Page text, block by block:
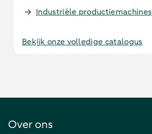
Industriële productiemachines
Bekijk onze volledige catalogus
Over ons